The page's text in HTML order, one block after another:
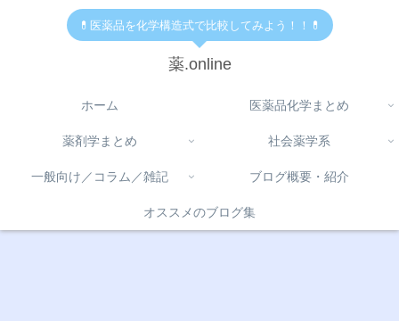
💊医薬品を化学構造式で比較してみよう！！💊
薬.online
ホーム 医薬品化学まとめ
薬剤学まとめ 社会薬学系
一般向け／コラム／雑記 ブログ概要・紹介
オススメのブログ集